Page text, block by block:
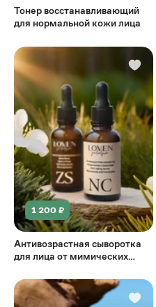
Тонер восстанавливающий
для нормальной кожи лица
1 200 ₽
Антивозрастная сыворотка
для лица от мимических